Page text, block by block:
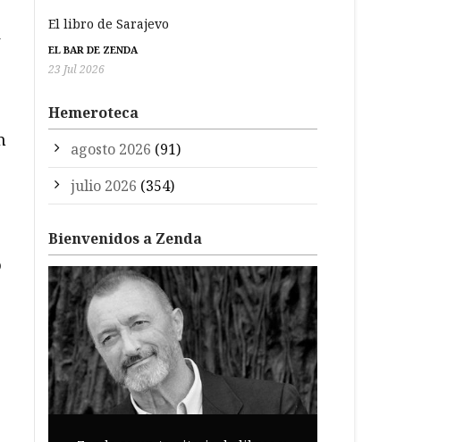
El libro de Sarajevo
EL BAR DE ZENDA
23 Jul 2026
Hemeroteca
agosto 2026 (91)
julio 2026 (354)
Bienvenidos a Zenda